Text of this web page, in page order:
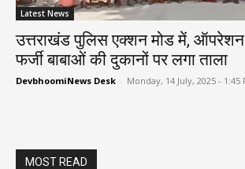
Latest News
उत्तराखंड पुलिस एक्शन मोड में,
फर्जी बाबाओं की दुकानों पर लगा ताला
DevbhoomiNews Desk - Monday, 14 July, 2025 - 1:45
MOST READ